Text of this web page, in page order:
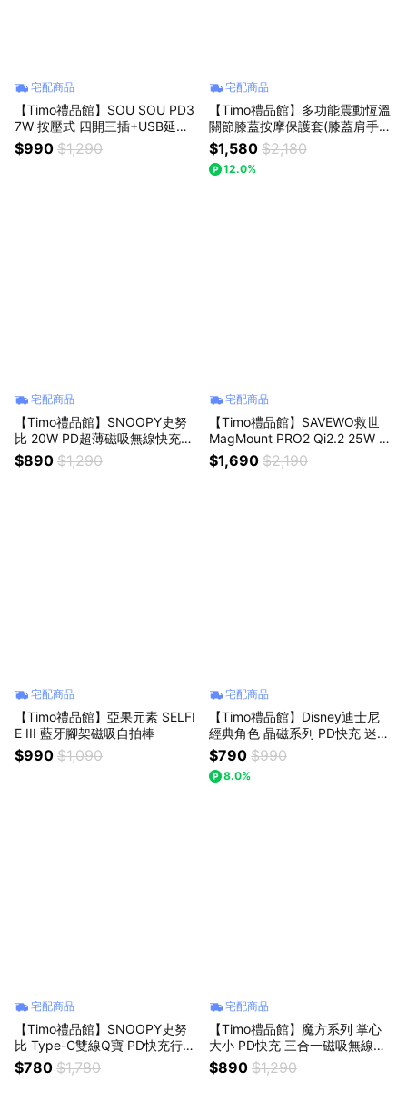
宅配商品
【Timo禮品館】SOU SOU PD3
7W 按壓式 四開三插+USB延長
用電源線/延長線1.8M/6尺
$990 $1,290
宅配商品
【Timo禮品館】多功能震動恆溫
關節膝蓋按摩保護套(膝蓋肩手肘
通用)(2入組)
$1,580 $2,180
12.0%
宅配商品
【Timo禮品館】SNOOPY史努
比 20W PD超薄磁吸無線快充行
動電源5000mAh
$890 $1,290
宅配商品
【Timo禮品館】SAVEWO救世
MagMount PRO2 Qi2.2 25W 競
冷車充(MM-W25Q)
$1,690 $2,190
宅配商品
【Timo禮品館】亞果元素 SELFI
E III 藍牙腳架磁吸自拍棒
$990 $1,090
宅配商品
【Timo禮品館】Disney迪士尼
經典角色 晶磁系列 PD快充 迷你
磁吸無線充行動電源5000mAh
$790 $990
8.0%
宅配商品
【Timo禮品館】SNOOPY史努
比 Type-C雙線Q寶 PD快充行動
電源10000mAh
$780 $1,780
宅配商品
【Timo禮品館】魔方系列 掌心
大小 PD快充 三合一磁吸無線充
行動電源5000mAh
$890 $1,290